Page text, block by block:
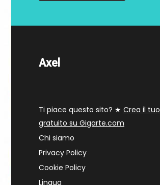
Axel
Ti piace questo sito? ★ Crea il tuo
gratuito su Gigarte.com
Chi siamo
Privacy Policy
Cookie Policy
Lingua